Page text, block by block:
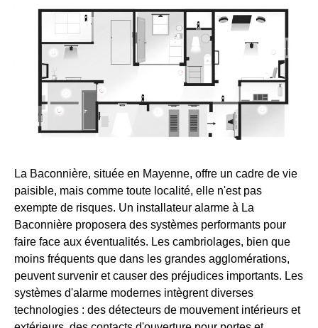
La Baconnière, située en Mayenne, offre un cadre de vie
paisible, mais comme toute localité, elle n'est pas
exempte de risques. Un installateur alarme à La
Baconnière proposera des systèmes performants pour
faire face aux éventualités. Les cambriolages, bien que
moins fréquents que dans les grandes agglomérations,
peuvent survenir et causer des préjudices importants. Les
systèmes d'alarme modernes intègrent diverses
technologies : des détecteurs de mouvement intérieurs et